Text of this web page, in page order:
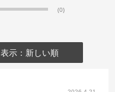
(0)
表示：新しい順